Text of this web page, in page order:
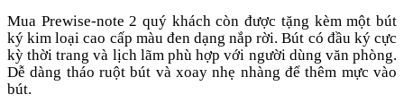
Mua Prewise-note 2 quý khách còn được tặng kèm một bút
ký kim loại cao cấp màu đen dạng nắp rời. Bút có đầu ký cực
kỳ thời trang và lịch lãm phù hợp với người dùng văn phòng.
Dễ dàng tháo ruột bút và xoay nhẹ nhàng để thêm mực vào
bút.